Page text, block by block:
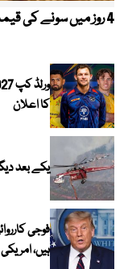
4 روز میں سونے کی قیمت میں بڑا اضافہ
کا اعلان
یکے بعد دیگرے 2 ہیلی کاپٹر گر کر
فوجی
ہیں،